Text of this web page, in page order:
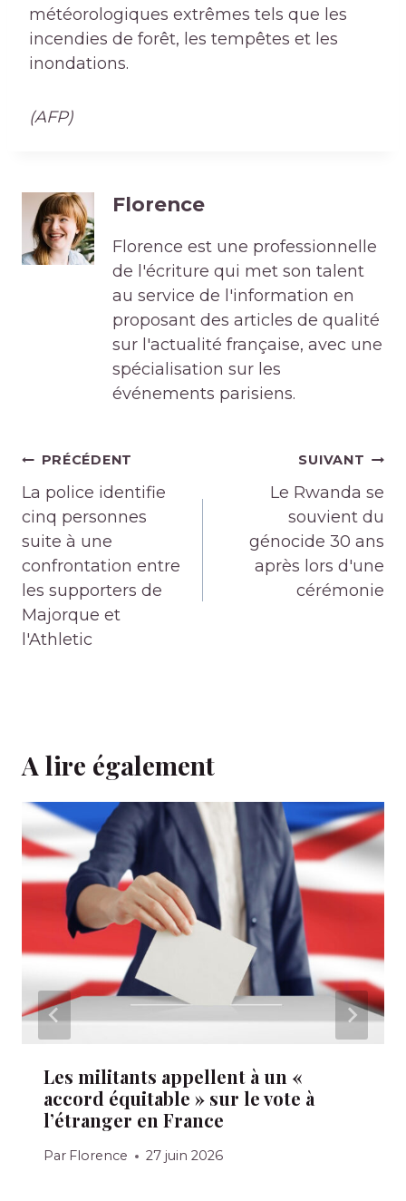
météorologiques extrêmes tels que les
incendies de forêt, les tempêtes et les
inondations.
(AFP)
Florence
Florence est une professionnelle
de l'écriture qui met son talent
au service de l'information en
proposant des articles de qualité
sur l'actualité française, avec une
spécialisation sur les
événements parisiens.
Navigation
de
l’article
PRÉCÉDENT
La police identifie
cinq personnes
suite à une
confrontation entre
les supporters de
Majorque et
l'Athletic
SUIVANT
Le Rwanda se
souvient du
génocide 30 ans
après lors d'une
cérémonie
A lire également
Les militants appellent à un «
accord équitable » sur le vote à
l’étranger en France
Par Florence 27 juin 2026